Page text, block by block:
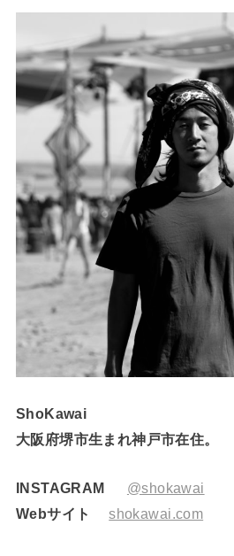
ShoKawai
大阪府堺市生まれ神戸市在住。
INSTAGRAM
@shokawai
Webサイト
shokawai.com